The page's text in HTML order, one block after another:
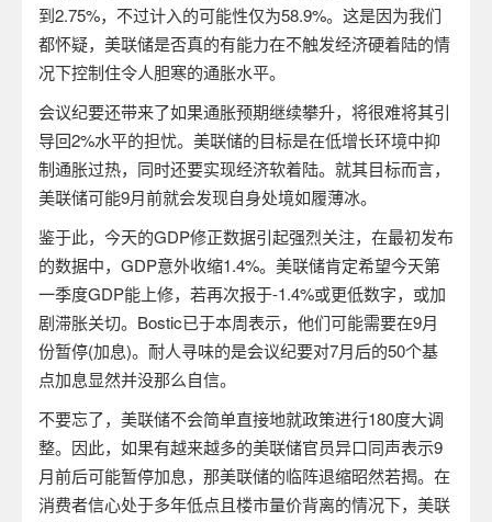
到2.75%，不过计入的可能性仅为58.9%。这是因为我们
都怀疑，美联储是否真的有能力在不触发经济硬着陆的情
况下控制住令人胆寒的通胀水平。
会议纪要还带来了如果通胀预期继续攀升，将很难将其引
导回2%水平的担忧。美联储的目标是在低增长环境中抑
制通胀过热，同时还要实现经济软着陆。就其目标而言，
美联储可能9月前就会发现自身处境如履薄冰。
鉴于此，今天的GDP修正数据引起强烈关注，在最初发布
的数据中， GDP意外收缩1.4%。美联储肯定希望今天第
一季度GDP能上修，若再次报于-1.4%或更低数字，或加
剧滞胀关切。 Bostic已于本周表示，他们可能需要在9月
份暂停(加息)。耐人寻味的是会议纪要对7月后的50个基
点加息显然并没那么自信。
不要忘了，美联储不会简单直接地就政策进行180度大调
整。因此，如果有越来越多的美联储官员异口同声表示9
月前后可能暂停加息，那美联储的临阵退缩昭然若揭。在
消费者信心处于多年低点且楼市量价背离的情况下，美联